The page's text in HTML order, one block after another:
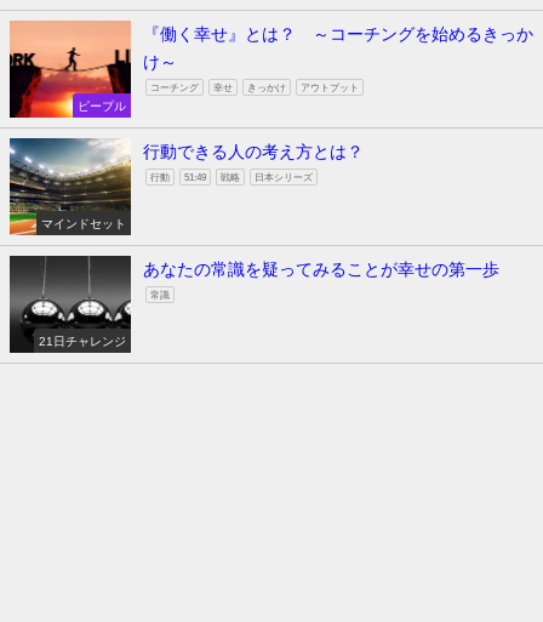
ピープル
『働く幸せ』とは？ ～コーチングを始めるきっか
け～
コーチング 幸せ きっかけ アウトプット
マインドセット
行動できる人の考え方とは？
行動 51:49 戦略 日本シリーズ
21日チャレンジ
あなたの常識を疑ってみることが幸せの第一歩
常識